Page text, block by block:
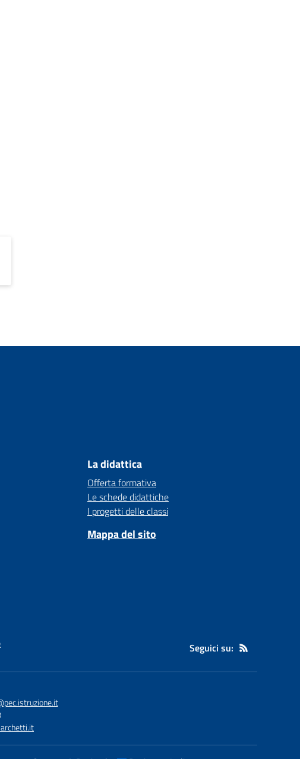
La didattica
Offerta formativa
Le schede didattiche
I progetti delle classi
Mappa del sito
Seguici su: